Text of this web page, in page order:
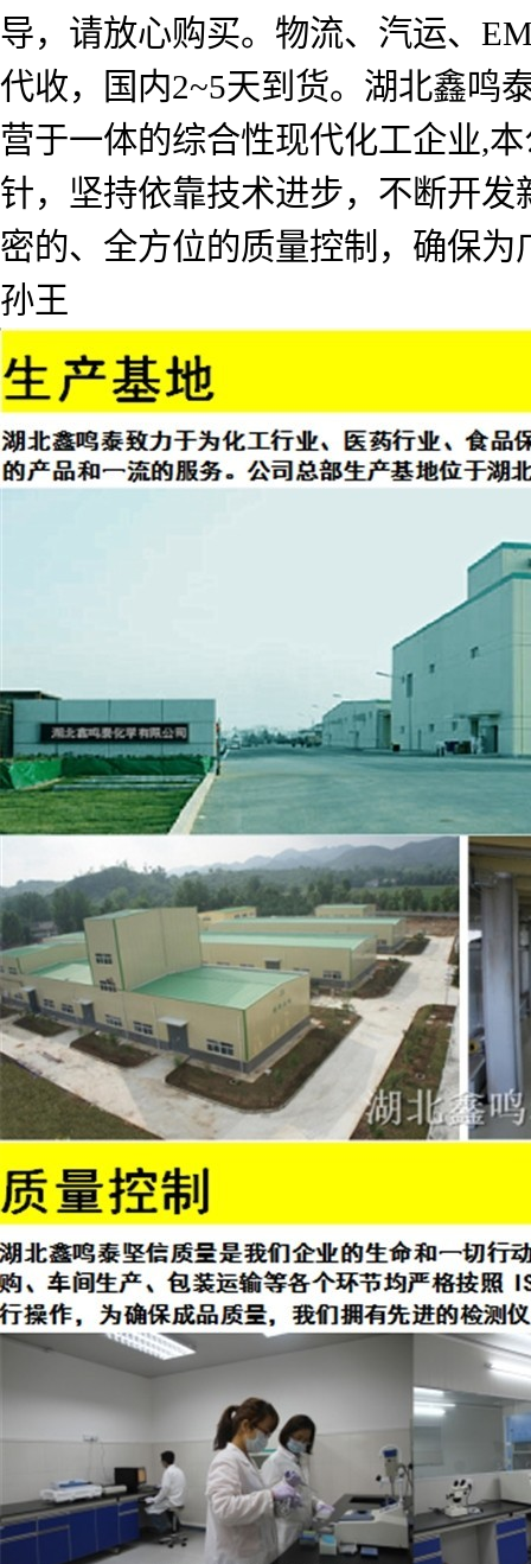
导，请放心购买。物流、汽运、
代收，国内2~5天到货。湖北鑫鸣
营于一体的综合性现代化工企业,
针，坚持依靠技术进步，不断开
密的、全方位的质量控制，确保
孙王